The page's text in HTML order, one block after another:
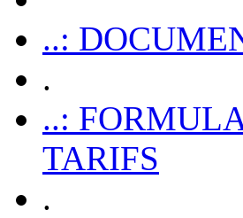
..:
.
..:
TARIFS
.